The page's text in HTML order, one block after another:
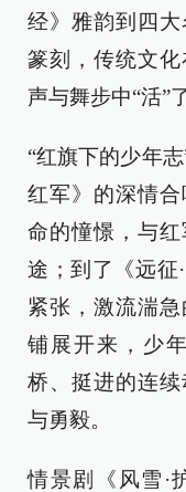
经》雅韵到四
篆刻，传统文
声与舞步中“活”
“红旗下的少年
红军》的深情
命的憧憬，与
途；到了《远征
紧张，激流湍
铺展开来，少
桥、挺进的连
与勇毅。
情景剧《风雪·